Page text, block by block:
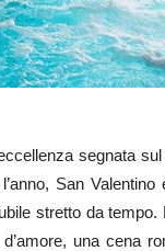
segnata
San
stretto da
una cena